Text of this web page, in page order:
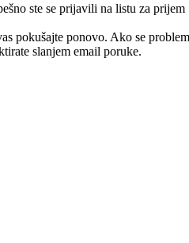
ste se prijavili na listu za prijem
pokušajte ponovo. Ako se
slanjem email poruke.